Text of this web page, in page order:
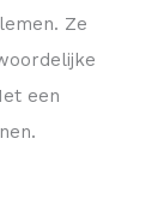
Ze
een